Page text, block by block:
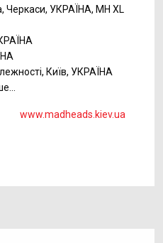
Черкаси, УКРАЇНА, MH XL
Київ, УКРАЇНА
www.madheads.kiev.ua